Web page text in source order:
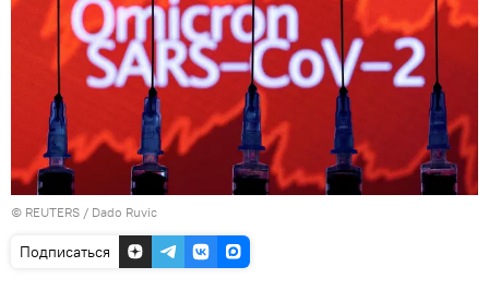
© REUTERS / Dado Ruvic
Подписаться